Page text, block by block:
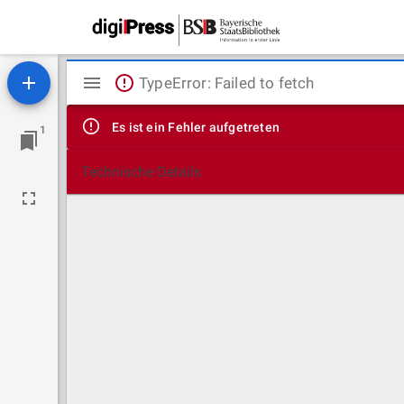
1
Mirador
Viewer
TypeError: Failed to fetch
Es ist ein Fehler aufgetreten
Technische Details